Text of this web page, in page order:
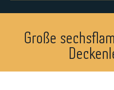
Große